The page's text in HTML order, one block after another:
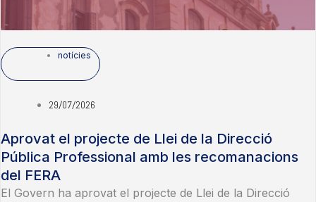
notícies
29/07/2026
Aprovat el projecte de Llei de la Direcció
Pública Professional amb les recomanacions
del FERA
El Govern ha aprovat el projecte de Llei de la Direcció